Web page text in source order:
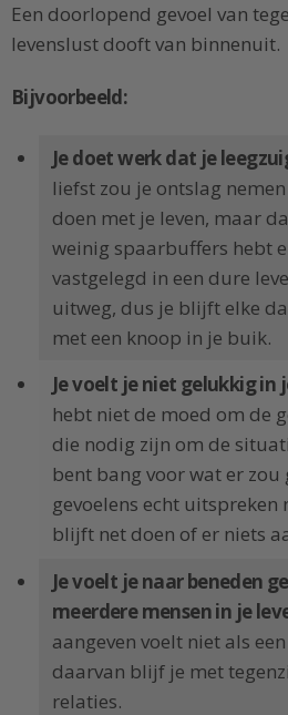
Een doorlopend gevoel van
levenslust dooft van binnenuit.
Bijvoorbeeld:
Je doet werk dat je
liefst zou je ontslag
doen met je leven, maar
weinig spaarbuffers hebt
vastgelegd in een dure
uitweg, dus je blijft elke
met een knoop in je buik.
Je voelt je niet gelukkig in
hebt niet de moed om de
die nodig zijn om de
bent bang voor wat er
gevoelens echt uitspreken
blijft net doen of er niets
Je voelt je naar beneden
meerdere mensen in je
aangeven voelt niet als
daarvan blijf je met
relaties.